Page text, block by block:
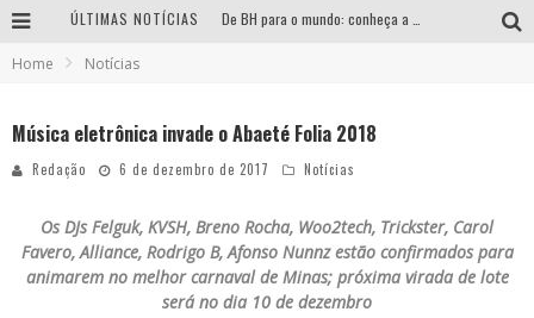
ÚLTIMAS NOTÍCIAS
Home Notícias
Música eletrônica invade o Abaeté Folia 2018
Redação 6 de dezembro de 2017 Notícias
Os DJs Felguk, KVSH, Breno Rocha, Woo2tech, Trickster, Carol
Favero, Alliance, Rodrigo B, Afonso Nunnz estão confirmados para
animarem no melhor carnaval de Minas; próxima virada de lote
será no dia 10 de dezembro